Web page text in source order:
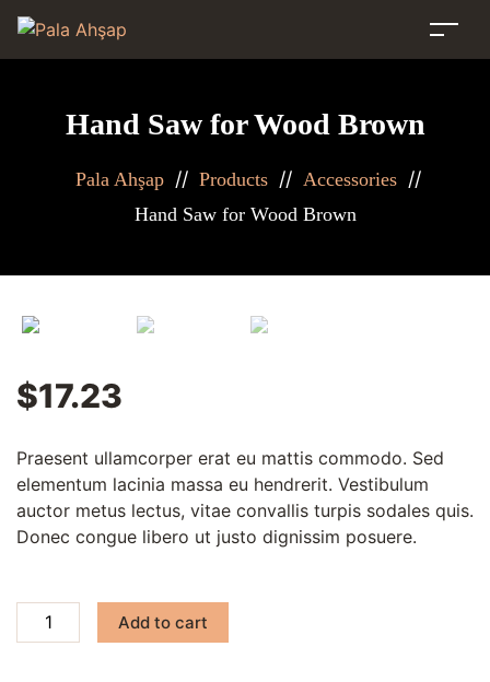
Hand Saw for Wood Brown
Pala Ahşap // Products // Accessories //
Hand Saw for Wood Brown
$17.23
Praesent ullamcorper erat eu mattis commodo. Sed
elementum lacinia massa eu hendrerit. Vestibulum
auctor metus lectus, vitae convallis turpis sodales quis.
Donec congue libero ut justo dignissim posuere.
Add to cart